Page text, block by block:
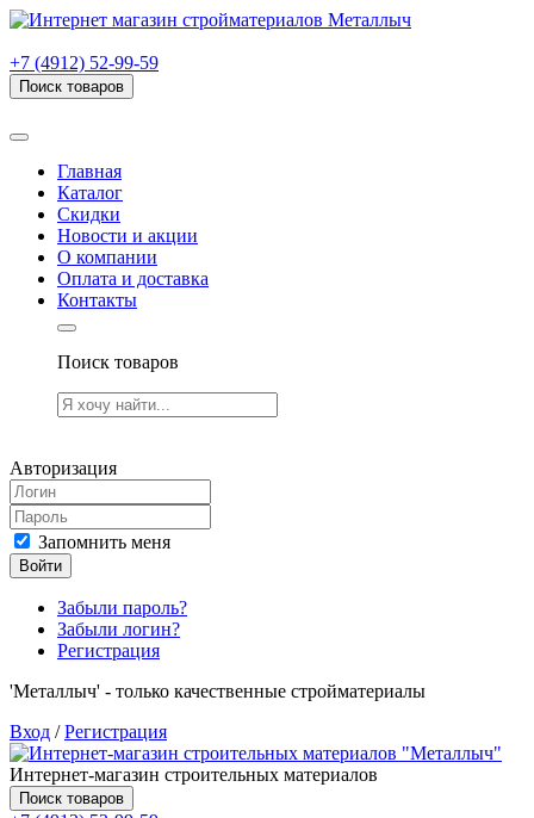
+7 (4912) 52-99-59
Поиск товаров
Главная
Каталог
Скидки
Новости и акции
О компании
Оплата и доставка
Контакты
Поиск товаров
Авторизация
Запомнить меня
Войти
Забыли пароль?
Забыли логин?
Регистрация
'Металлыч' - только качественные стройматериалы
Вход /Регистрация
Интернет-магазин строительных материалов
Поиск товаров